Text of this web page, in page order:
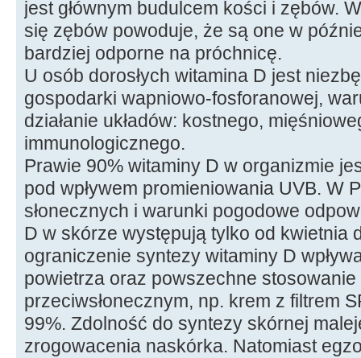
jest głównym budulcem kości i zębów.
się zębów powoduje, że są one w
bardziej odporne na próchnicę.
U osób dorosłych witamina D jest
gospodarki wapniowo-fosforanowej,
działanie układów: kostnego,
immunologicznego.
Prawie 90% witaminy D w organizmie
pod wpływem promieniowania UVB. W
słonecznych i warunki pogodowe
D w skórze występują tylko od kwietnia
ograniczenie syntezy witaminy D
powietrza oraz powszechne
przeciwsłonecznym, np. krem z filtrem
99%. Zdolność do syntezy skórnej
zrogowacenia naskórka. Natomiast